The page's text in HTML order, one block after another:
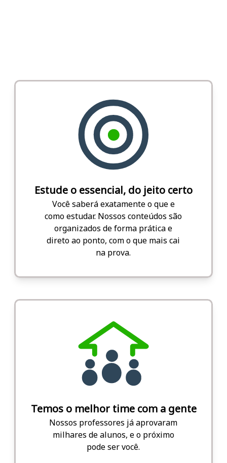
Estude o essencial, do jeito certo
Você saberá exatamente o que e
como estudar. Nossos conteúdos são
organizados de forma prática e
direto ao ponto, com o que mais cai
na prova.
Temos o melhor time com a gente
Nossos professores já aprovaram
milhares de alunos, e o próximo
pode ser você.